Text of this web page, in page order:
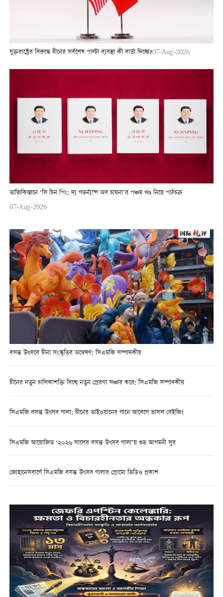
যুক্তরাষ্ট্রের বিরুদ্ধে চীনের সর্বশেষ পাল্টা ব্যবস্থা কী বার্তা দিচ্ছে?07-Aug-2026
তাজিকিস্তানে ‘সি চিন পিং: দ্য গভর্ন্যান্স অব চায়না’র পঞ্চম খণ্ড নিয়ে পাঠচক্র
07-Aug-2026
বসন্ত উত্সবে চীনা সংস্কৃতির অন্বেষণ: সিএমজি সম্পাদকীয়
চীনের নতুন চালিকাশক্তি বিশ্বে নতুন প্রেরণা সঞ্চার করে: সিএমজি সম্পাদকীয়
সিএমজি বসন্ত উৎসব গালা: চীনের তাইওয়ানের গানে আবেগে ভাসল বেইজিং
সিএমজি আয়োজিত ‘২০২৬ সালের বসন্ত উৎসব গালা’য় শুভ আগমনী সুর
জোহানেসবার্গে সিএমজি বসন্ত উৎসব গালার প্রোমো ভিডিও প্রকাশ